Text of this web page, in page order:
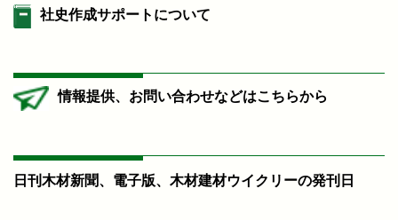
社史作成サポートについて
情報提供、お問い合わせなどはこちらから
日刊木材新聞、電子版、木材建材ウイクリーの発刊日